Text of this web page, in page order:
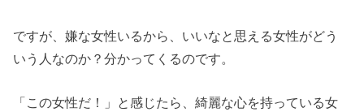
ですが、嫌な女性いるから、いいなと思える女性がどう
いう人なのか？分かってくるのです。
「この女性だ！」と感じたら、綺麗な心を持っている女